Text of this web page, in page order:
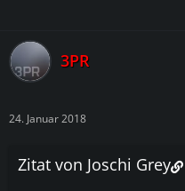
3PR
24. Januar 2018
Zitat von Joschi Grey